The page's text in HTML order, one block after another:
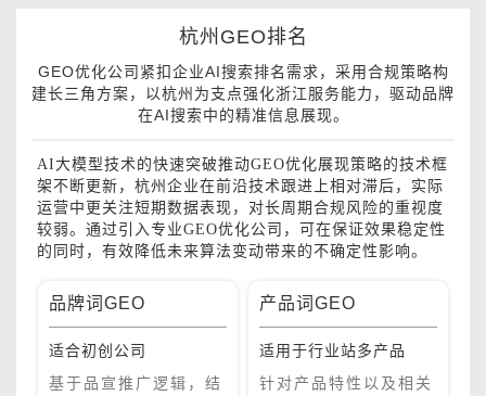
杭州GEO排名
GEO优化公司紧扣企业AI搜索排名需求，采用合规策略构
建长三角方案，以杭州为支点强化浙江服务能力，驱动品牌
在AI搜索中的精准信息展现。
AI大模型技术的快速突破推动GEO优化展现策略的技术框
架不断更新，杭州企业在前沿技术跟进上相对滞后，实际
运营中更关注短期数据表现，对长周期合规风险的重视度
较弱。通过引入专业GEO优化公司，可在保证效果稳定性
的同时，有效降低未来算法变动带来的不确定性影响。
品牌词GEO
适合初创公司
基于品宣推广逻辑，结
产品词GEO
适用于行业站多产品
针对产品特性以及相关